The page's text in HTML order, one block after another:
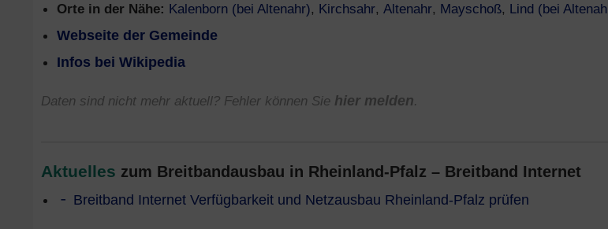
Orte in der Nähe: Kalenborn (bei Altenahr), Kirchsahr, Altenahr, Mayschoß, Lind (bei
Webseite der Gemeinde
Infos bei Wikipedia
Daten sind nicht mehr aktuell? Fehler können Sie hier melden.
Aktuelles zum Breitbandausbau in Rheinland-Pfalz – Breitband Internet
Breitband Internet Verfügbarkeit und Netzausbau Rheinland-Pfalz prüfen